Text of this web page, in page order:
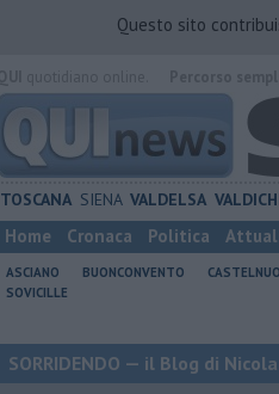
Questo sito
TOSCANA SIENA VALDELSA
Home Cronaca Politica
ASCIANO BUONCONVENTO
SOVICILLE
SORRIDENDO — il Blog di